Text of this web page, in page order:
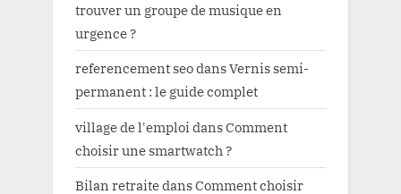
trouver un groupe de musique en
urgence ?
referencement seodansVernis semi-
permanent : le guide complet
village de l'emploi dansComment
choisir une smartwatch ?
Bilan retraitedansComment choisir